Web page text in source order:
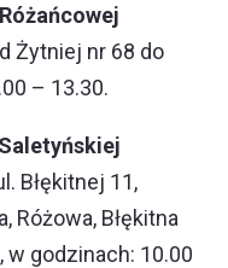
Żytniej nr 68 do
– 13.30.
Błękitnej 11,
Różowa, Błękitna
w godzinach: 10.00